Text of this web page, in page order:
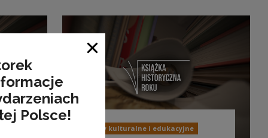
Projekty kulturalne i edukacyjne
Close window
Polsce!